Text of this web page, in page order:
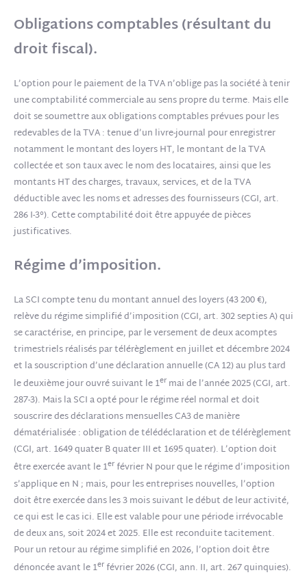
Obligations comptables (résultant du
droit fiscal).
L’option pour le paiement de la TVA n’oblige pas la société à tenir
une comptabilité commerciale au sens propre du terme. Mais elle
doit se soumettre aux obligations comptables prévues pour les
redevables de la TVA : tenue d’un livre-journal pour enregistrer
notamment le montant des loyers HT, le montant de la TVA
collectée et son taux avec le nom des locataires, ainsi que les
montants HT des charges, travaux, services, et de la TVA
déductible avec les noms et adresses des fournisseurs (CGI, art.
286 I-3°). Cette comptabilité doit être appuyée de pièces
justificatives.
Régime d’imposition.
La SCI compte tenu du montant annuel des loyers (43 200 €),
relève du régime simplifié d’imposition (CGI, art. 302 septies A) qui
se caractérise, en principe, par le versement de deux acomptes
trimestriels réalisés par télérèglement en juillet et décembre 2024
et la souscription d’une déclaration annuelle (CA 12) au plus tard
le deuxième jour ouvré suivant le 1er mai de l’année 2025 (CGI, art.
287-3). Mais la SCI a opté pour le régime réel normal et doit
souscrire des déclarations mensuelles CA3 de manière
dématérialisée : obligation de télédéclaration et de télérèglement
(CGI, art. 1649 quater B quater III et 1695 quater). L’option doit
être exercée avant le 1er février N pour que le régime d’imposition
s’applique en N ; mais, pour les entreprises nouvelles, l’option
doit être exercée dans les 3 mois suivant le début de leur activité,
ce qui est le cas ici. Elle est valable pour une période irrévocable
de deux ans, soit 2024 et 2025. Elle est reconduite tacitement.
Pour un retour au régime simplifié en 2026, l’option doit être
dénoncée avant le 1er février 2026 (CGI, ann. II, art. 267 quinquies).